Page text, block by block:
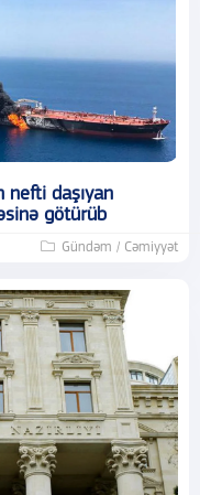
nefti daşıyan
götürüb
Gündəm / Cəmiyyət